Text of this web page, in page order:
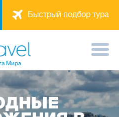
Быстрый подбор тура
Мира